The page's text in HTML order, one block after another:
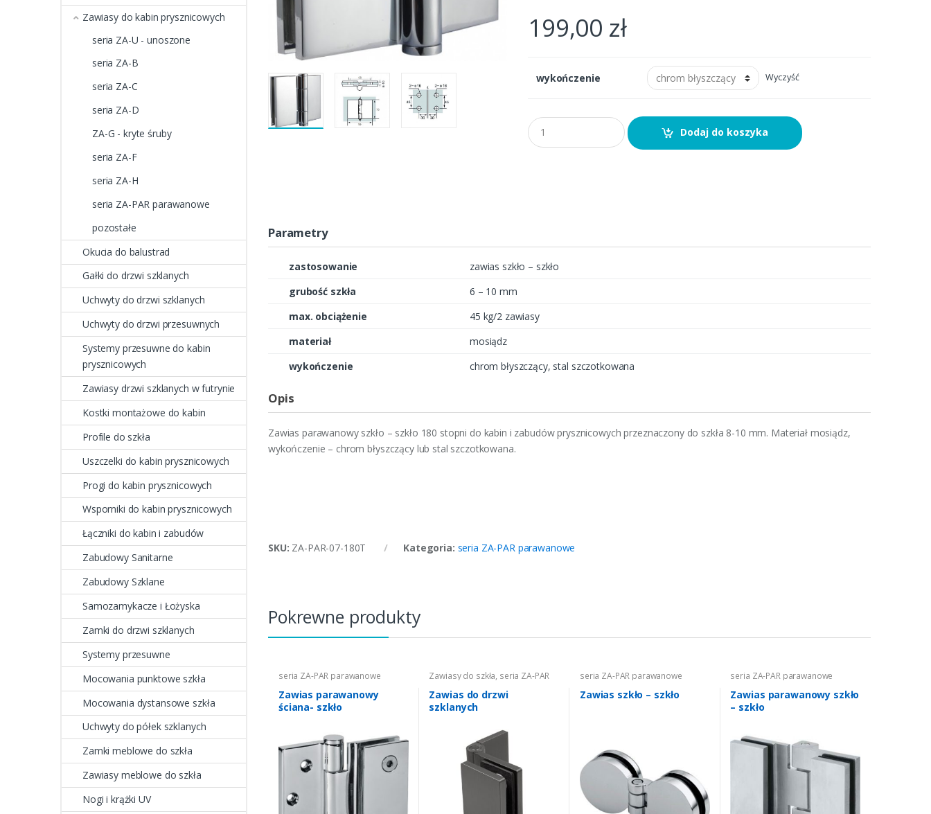
199,00 zł
wykończenie Wyczyść
Q
u
a
Dodaj do koszyka
Parametry
zastosowanie
zawias szkło – szkło
grubość szkła
6 – 10 mm
max. obciążenie
45 kg/2 zawiasy
materiał
mosiądz
wykończenie
chrom błyszczący, stal szczotkowana
Opis
Zawias parawanowy szkło – szkło 180 stopni do kabin i zabudów prysznicowych przeznaczony do szkła 8-10 mm. Materiał mosiądz,
wykończenie – chrom błyszczący lub stal szczotkowana.
SKU: ZA-PAR-07-180T Kategoria: seria ZA-PAR parawanowe
Pokrewne produkty
seria ZA-PAR parawanowe
Zawias parawanowy
ściana- szkło
Zawiasy do szkła, seria ZA-PAR
parawanowe
Zawias do drzwi
szklanych
seria ZA-PAR parawanowe
Zawias szkło – szkło
seria ZA-PAR parawanowe
Zawias parawanowy szkło
– szkło
Zawiasy do kabin prysznicowych
seria ZA-U - unoszone
seria ZA-B
seria ZA-C
seria ZA-D
ZA-G - kryte śruby
seria ZA-F
seria ZA-H
seria ZA-PAR parawanowe
pozostałe
Okucia do balustrad
Gałki do drzwi szklanych
Uchwyty do drzwi szklanych
Uchwyty do drzwi przesuwnych
Systemy przesuwne do kabin
prysznicowych
Zawiasy drzwi szklanych w futrynie
Kostki montażowe do kabin
Profile do szkła
Uszczelki do kabin prysznicowych
Progi do kabin prysznicowych
Wsporniki do kabin prysznicowych
Łączniki do kabin i zabudów
Zabudowy Sanitarne
Zabudowy Szklane
Samozamykacze i Łożyska
Zamki do drzwi szklanych
Systemy przesuwne
Mocowania punktowe szkła
Mocowania dystansowe szkła
Uchwyty do półek szklanych
Zamki meblowe do szkła
Zawiasy meblowe do szkła
Nogi i krążki UV